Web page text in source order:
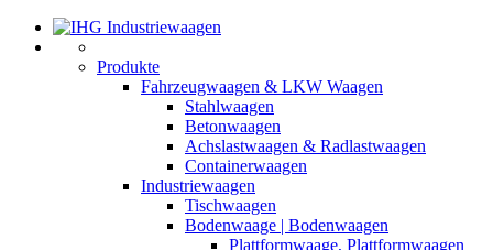
Produkte
Fahrzeugwaagen & LKW Waagen
Stahlwaagen
Betonwaagen
Achslastwaagen & Radlastwaagen
Containerwaagen
Industriewaagen
Tischwaagen
Bodenwaage | Bodenwaagen
Plattformwaage, Plattformwaagen